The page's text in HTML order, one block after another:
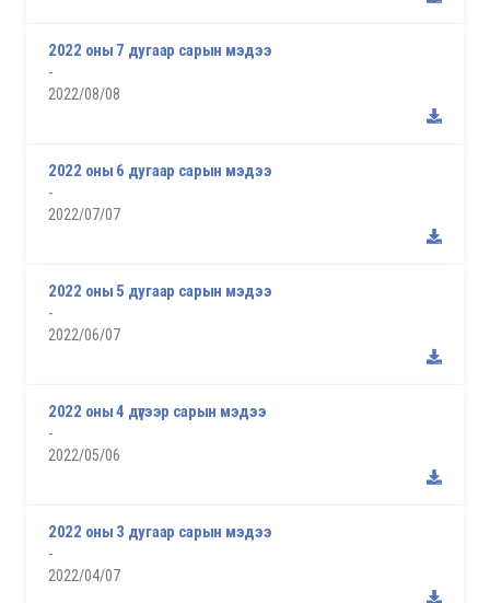
2022 оны 7 дугаар сарын мэдээ
-
2022/08/08
2022 оны 6 дугаар сарын мэдээ
-
2022/07/07
2022 оны 5 дугаар сарын мэдээ
-
2022/06/07
2022 оны 4 дүгээр сарын мэдээ
-
2022/05/06
2022 оны 3 дугаар сарын мэдээ
-
2022/04/07